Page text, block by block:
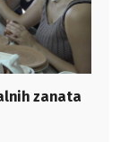
zanata